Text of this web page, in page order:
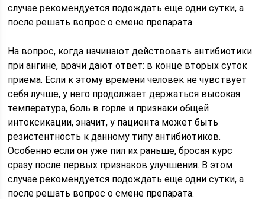
случае рекомендуется подождать еще одни сутки, а
после решать вопрос о смене препарата
На вопрос, когда начинают действовать антибиотики
при ангине, врачи дают ответ: в конце вторых суток
приема. Если к этому времени человек не чувствует
себя лучше, у него продолжает держаться высокая
температура, боль в горле и признаки общей
интоксикации, значит, у пациента может быть
резистентность к данному типу антибиотиков.
Особенно если он уже пил их раньше, бросая курс
сразу после первых признаков улучшения. В этом
случае рекомендуется подождать еще одни сутки, а
после решать вопрос о смене препарата.